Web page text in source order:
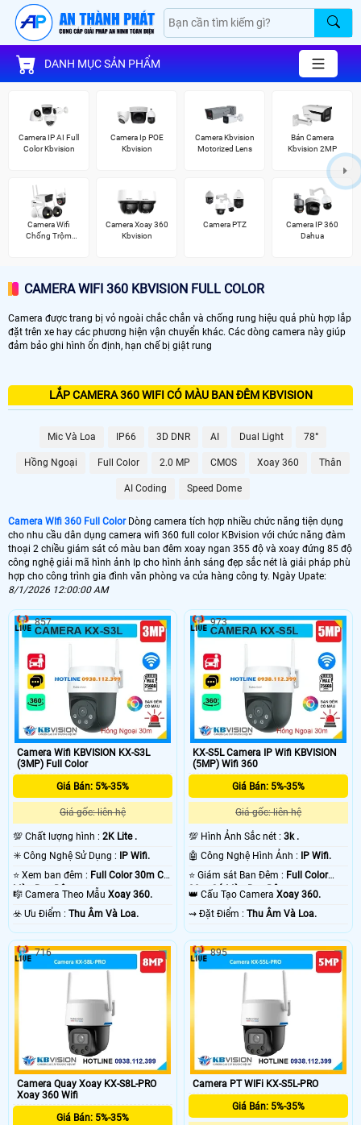
DANH MỤC SẢN PHẨM
Camera IP AI Full
Color Kbvision
Camera Ip POE
Kbvision
Camera Kbvision
Motorized Lens
Bán Camera
Kbvision 2MP
Camera Wifi
Chống Trộm
Camera Xoay 360
Kbvision
Camera PTZ
Camera IP 360
Dahua
CAMERA WIFI 360 KBVISION FULL COLOR
Camera được trang bị vỏ ngoài chắc chắn và chống rung hiệu quả phù hợp lắp
đặt trên xe hay các phương hiện vận chuyển khác. Các dòng camera này giúp
đảm bảo ghi hình ổn định, hạn chế bị giật rung
LẮP CAMERA 360 WIFI CÓ MÀU BAN ĐÊM KBVISION
Mic Và Loa IP66 3D DNR AI Dual Light 78°
Hồng Ngoại Full Color 2.0 MP CMOS Xoay 360 Thân
AI Coding Speed Dome
Camera WIfi 360 Full ColorDòng camera tích hợp nhiều chức năng tiện dụng
cho nhu cầu dân dụng camera wifi 360 full color KBvision với chức năng đàm
thoại 2 chiều giám sát có màu ban đêm xoay ngan 355 độ và xoay đứng 85 độ
công nghệ giải mã hình ảnh Ip cho hình ảnh sáng đẹp sắc nét là giải pháp phù
hợp cho công trình gia đình văn phòng va cửa hàng công ty. Ngày Upate:
8/1/2026 12:00:00 AM
Camera Wifi KBVISION KX-S3L
(3MP) Full Color
Giá Bán: 5%-35%
Giá gốc: liên hệ
💯 Chất lượng hình : 2K Lite .
✳️ Công Nghệ Sử Dụng :
IP Wifi.
⭐ Xem ban đêm : Full Color 30m Có
Màu Ban Ðêm.
🎼️ Camera Theo Mẫu Xoay 360.
️☣️ Ưu Điểm : Thu Âm Và Loa.
857
KX-S5L Camera IP Wifi KBVISION
(5MP) Wifi 360
Giá Bán: 5%-35%
Giá gốc: liên hệ
💯 Hình Ảnh Sắc nét :3k .
🤖️ Công Nghệ Hình Ảnh :
IP Wifi.
⭐ Giám sát Ban Đêm : Full Color
30m Có Màu Ban Ðêm.
👑 Cấu Tạo CameraXoay 360.
️⇝ Đặt Điểm :Thu Âm Và Loa.
973
Camera Quay Xoay KX-S8L-PRO
Xoay 360 Wifi
Giá Bán: 5%-35%
716
Camera PT WIFi KX-S5L-PRO
Giá Bán: 5%-35%
895